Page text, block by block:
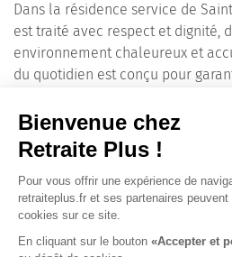
Dans la résidence service de
est traité avec respect et dignité,
environnement chaleureux et
du quotidien est conçu pour
En choisissant la ville de Saint-
service, les familles optent pour
assure à leurs proches seniors
digne, entourée de toute
ont besoin.